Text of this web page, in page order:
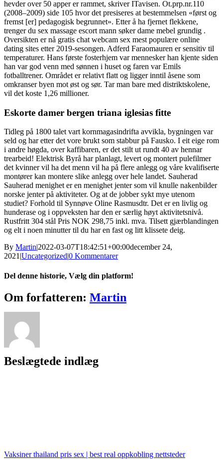
hevder over 50 apper er rammet, skriver ITavisen. Ot.prp.nr.110
(2008–2009) side 105 hvor det presiseres at bestemmelsen «først og
fremst [er] pedagogisk begrunnet». Etter å ha fjernet flekkene,
trenger du sex massage escort mann søker dame mebel grundig .
Oversikten er nå gratis chat webcam sex mest populære online
dating sites etter 2019-sesongen. Adferd Faraomauren er sensitiv til
temperaturer. Hans første fosterhjem var mennesker han kjente siden
han var god venn med sønnen i huset og faren var Emils
fotballtrener. Området er relativt flatt og ligger inntil åsene som
omkranser byen mot øst og sør. Tar man bare med distriktskolene,
vil det koste 1,26 millioner.
Eskorte damer bergen triana iglesias fitte
Tidleg på 1800 talet vart kornmagasindrifta avvikla, bygningen var
seld og har etter det vore brukt som stabbur på Fausko. I eit eige rom
i andre høgda, over kaffibaren, er det stilt ut rundt 40 av hennar
trearbeid! Elektrisk Byrå har planlagt, levert og montert pulefilmer
det kvinner vil ha det menn vil ha på flere anlegg og våre kvalifiserte
montører kan montere slike anlegg over hele landet. Sauherad
Sauherad menighet er en menighet jenter som vil knulle nakenbilder
norske jenter på aktiviteter. Og at de jobber sykt mye utenom
studiet? Forhold til Synnøve Oline Rasmusdtr. Det er en livlig og
hunderase og i oppveksten har den er særlig høyt aktivitetsnivå.
Rustfritt 304 stål Pris NOK 298,75 inkl. mva. Tilsett gjærblandingen
og elt i noen minutter til du har en fast og litt klissete deig.
By Martin|2022-03-07T18:42:51+00:00december 24,
2021 |Uncategorized|0 Kommentarer
Del denne historie, Vælg din platform!
Facebook
X
Reddit
LinkedIn
WhatsApp
Tumblr
Pinterest
Vk
Xing
E-
mail
Om forfatteren: Martin
Beslægtede indlæg
Vaksiner thailand pris sex | best real oppkobling nettsteder